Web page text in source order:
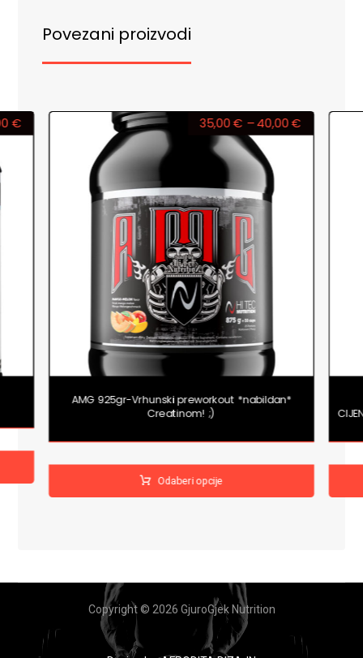
Povezani proizvodi
€
AMG 925gr-Vrhunski preworkout *nabildan*
Creatinom! ;)
35,00€ –40,00€
Odaberi opcije
Copyright © 2026 GjuroGjek Nutrition